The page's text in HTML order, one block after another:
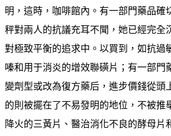
明，這時，咖啡館內。有一部門藥品確
秤對兩人的抗議充耳不聞，她已經完全
對極致平衡的追求中。以買到，如抗過
嗪和用于消炎的增效聯磺片；有一部門
變劑型或改為復方藥后，進步價錢從頭
的則被擺在了不易發明的地位，不被推
降火的三黃片、醫治消化不良的酵母片